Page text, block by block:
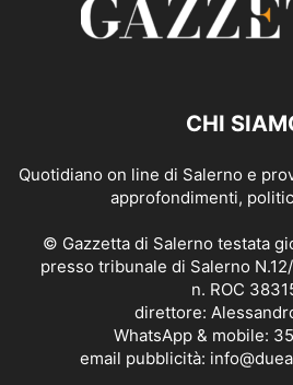
CHI
Quotidiano on line di Salerno e
approfondimenti,
© Gazzetta di Salerno testata
presso tribunale di Salerno
n. ROC
direttore:
WhatsApp & mobile:
email pubblicità: